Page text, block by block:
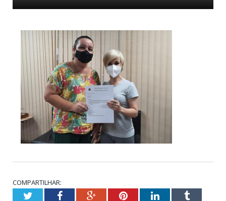
COMPARTILHAR:
TwitterFacebookGoogle+PinterestLinkedInTumblr